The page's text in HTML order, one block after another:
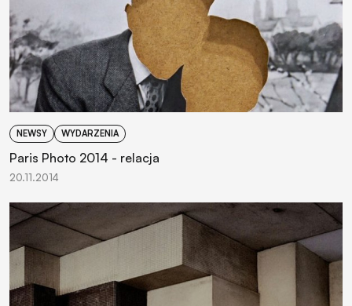
NEWSY WYDARZENIA
Paris Photo 2014 - relacja
20.11.2014